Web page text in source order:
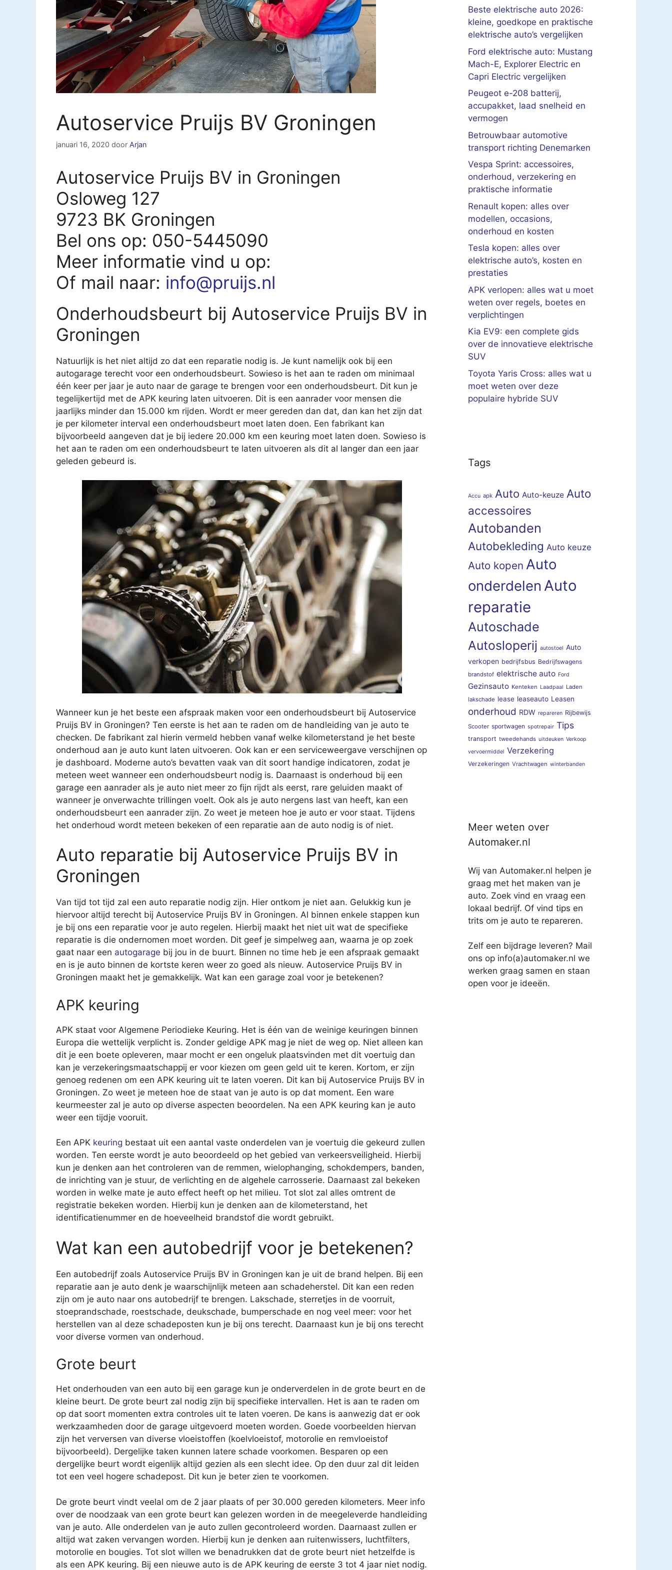
Autoservice Pruijs BV Groningen
januari 16, 2020 door Arjan
Autoservice Pruijs BV in Groningen
Osloweg 127
9723 BK Groningen
Bel ons op: 050-5445090
Meer informatie vind u op:
Of mail naar: info@pruijs.nl
Onderhoudsbeurt bij Autoservice Pruijs BV in
Groningen
Natuurlijk is het niet altijd zo dat een reparatie nodig is. Je kunt namelijk ook bij een
autogarage terecht voor een onderhoudsbeurt. Sowieso is het aan te raden om minimaal
één keer per jaar je auto naar de garage te brengen voor een onderhoudsbeurt. Dit kun je
tegelijkertijd met de APK keuring laten uitvoeren. Dit is een aanrader voor mensen die
jaarlijks minder dan 15.000 km rijden. Wordt er meer gereden dan dat, dan kan het zijn dat
je per kilometer interval een onderhoudsbeurt moet laten doen. Een fabrikant kan
bijvoorbeeld aangeven dat je bij iedere 20.000 km een keuring moet laten doen. Sowieso is
het aan te raden om een onderhoudsbeurt te laten uitvoeren als dit al langer dan een jaar
geleden gebeurd is.
Wanneer kun je het beste een afspraak maken voor een onderhoudsbeurt bij Autoservice
Pruijs BV in Groningen? Ten eerste is het aan te raden om de handleiding van je auto te
checken. De fabrikant zal hierin vermeld hebben vanaf welke kilometerstand je het beste
onderhoud aan je auto kunt laten uitvoeren. Ook kan er een serviceweergave verschijnen op
je dashboard. Moderne auto’s bevatten vaak van dit soort handige indicatoren, zodat je
meteen weet wanneer een onderhoudsbeurt nodig is. Daarnaast is onderhoud bij een
garage een aanrader als je auto niet meer zo fijn rijdt als eerst, rare geluiden maakt of
wanneer je onverwachte trillingen voelt. Ook als je auto nergens last van heeft, kan een
onderhoudsbeurt een aanrader zijn. Zo weet je meteen hoe je auto er voor staat. Tijdens
het onderhoud wordt meteen bekeken of een reparatie aan de auto nodig is of niet.
Auto reparatie bij Autoservice Pruijs BV in
Groningen
Van tijd tot tijd zal een auto reparatie nodig zijn. Hier ontkom je niet aan. Gelukkig kun je
hiervoor altijd terecht bij Autoservice Pruijs BV in Groningen. Al binnen enkele stappen kun
je bij ons een reparatie voor je auto regelen. Hierbij maakt het niet uit wat de specifieke
reparatie is die ondernomen moet worden. Dit geef je simpelweg aan, waarna je op zoek
gaat naar een autogarage bij jou in de buurt. Binnen no time heb je een afspraak gemaakt
en is je auto binnen de kortste keren weer zo goed als nieuw. Autoservice Pruijs BV in
Groningen maakt het je gemakkelijk. Wat kan een garage zoal voor je betekenen?
APK keuring
APK staat voor Algemene Periodieke Keuring. Het is één van de weinige keuringen binnen
Europa die wettelijk verplicht is. Zonder geldige APK mag je niet de weg op. Niet alleen kan
dit je een boete opleveren, maar mocht er een ongeluk plaatsvinden met dit voertuig dan
kan je verzekeringsmaatschappij er voor kiezen om geen geld uit te keren. Kortom, er zijn
genoeg redenen om een APK keuring uit te laten voeren. Dit kan bij Autoservice Pruijs BV in
Groningen. Zo weet je meteen hoe de staat van je auto is op dat moment. Een ware
keurmeester zal je auto op diverse aspecten beoordelen. Na een APK keuring kan je auto
weer een tijdje vooruit.
Een APK keuring bestaat uit een aantal vaste onderdelen van je voertuig die gekeurd zullen
worden. Ten eerste wordt je auto beoordeeld op het gebied van verkeersveiligheid. Hierbij
kun je denken aan het controleren van de remmen, wielophanging, schokdempers, banden,
de inrichting van je stuur, de verlichting en de algehele carrosserie. Daarnaast zal bekeken
worden in welke mate je auto effect heeft op het milieu. Tot slot zal alles omtrent de
registratie bekeken worden. Hierbij kun je denken aan de kilometerstand, het
identificatienummer en de hoeveelheid brandstof die wordt gebruikt.
Wat kan een autobedrijf voor je betekenen?
Een autobedrijf zoals Autoservice Pruijs BV in Groningen kan je uit de brand helpen. Bij een
reparatie aan je auto denk je waarschijnlijk meteen aan schadeherstel. Dit kan een reden
zijn om je auto naar ons autobedrijf te brengen. Lakschade, sterretjes in de voorruit,
stoeprandschade, roestschade, deukschade, bumperschade en nog veel meer: voor het
herstellen van al deze schadeposten kun je bij ons terecht. Daarnaast kun je bij ons terecht
voor diverse vormen van onderhoud.
Grote beurt
Het onderhouden van een auto bij een garage kun je onderverdelen in de grote beurt en de
kleine beurt. De grote beurt zal nodig zijn bij specifieke intervallen. Het is aan te raden om
op dat soort momenten extra controles uit te laten voeren. De kans is aanwezig dat er ook
werkzaamheden door de garage uitgevoerd moeten worden. Goede voorbeelden hiervan
zijn het verversen van diverse vloeistoffen (koelvloeistof, motorolie en remvloeistof
bijvoorbeeld). Dergelijke taken kunnen latere schade voorkomen. Besparen op een
dergelijke beurt wordt eigenlijk altijd gezien als een slecht idee. Op den duur zal dit leiden
tot een veel hogere schadepost. Dit kun je beter zien te voorkomen.
De grote beurt vindt veelal om de 2 jaar plaats of per 30.000 gereden kilometers. Meer info
over de noodzaak van een grote beurt kan gelezen worden in de meegeleverde handleiding
van je auto. Alle onderdelen van je auto zullen gecontroleerd worden. Daarnaast zullen er
altijd wat zaken vervangen worden. Hierbij kun je denken aan ruitenwissers, luchtfilters,
motorolie en bougies. Tot slot willen we benadrukken dat de grote beurt niet hetzelfde is
als een APK keuring. Bij een nieuwe auto is de APK keuring de eerste 3 tot 4 jaar niet nodig.
Beste elektrische auto 2026:
kleine, goedkope en praktische
elektrische auto’s vergelijken
Ford elektrische auto: Mustang
Mach-E, Explorer Electric en
Capri Electric vergelijken
Peugeot e-208 batterij,
accupakket, laad snelheid en
vermogen
Betrouwbaar automotive
transport richting Denemarken
Vespa Sprint: accessoires,
onderhoud, verzekering en
praktische informatie
Renault kopen: alles over
modellen, occasions,
onderhoud en kosten
Tesla kopen: alles over
elektrische auto’s, kosten en
prestaties
APK verlopen: alles wat u moet
weten over regels, boetes en
verplichtingen
Kia EV9: een complete gids
over de innovatieve elektrische
SUV
Toyota Yaris Cross: alles wat u
moet weten over deze
populaire hybride SUV
Tags
Accu apk Auto Auto-keuze Auto
accessoires
Autobanden
Autobekleding Auto keuze
Auto kopen Auto
onderdelen Auto
reparatie
Autoschade
Autosloperij autostoel Auto
verkopen bedrijfsbus Bedrijfswagens
brandstof elektrische auto Ford
Gezinsauto Kenteken Laadpaal Laden
lakschade lease leaseauto Leasen
onderhoud RDW repareren Rijbewijs
Scooter sportwagen spotrepair Tips
transport tweedehands uitdeuken Verkoop
vervoermiddel Verzekering
Verzekeringen Vrachtwagen winterbanden
Meer weten over
Automaker.nl
Wij van Automaker.nl helpen je
graag met het maken van je
auto. Zoek vind en vraag een
lokaal bedrijf. Of vind tips en
trits om je auto te repareren.
Zelf een bijdrage leveren? Mail
ons op info(a)automaker.nl we
werken graag samen en staan
open voor je ideeën.